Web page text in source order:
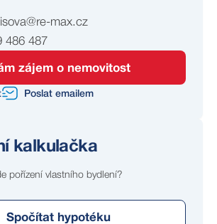
max.cz
486 487
zájem o nemovitost
Poslat emailem
kalkulačka
pořízení vlastního bydlení?
Spočítat hypotéku